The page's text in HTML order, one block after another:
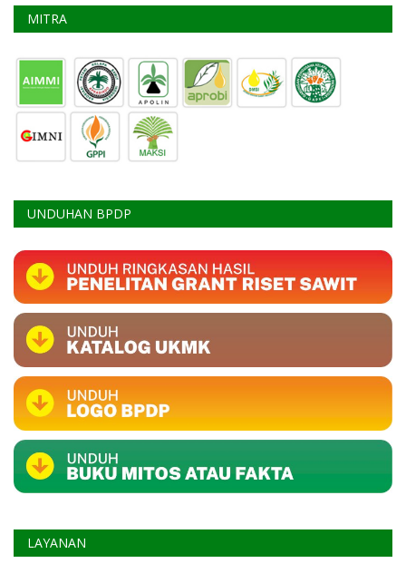
MITRA
UNDUHAN BPDP
LAYANAN